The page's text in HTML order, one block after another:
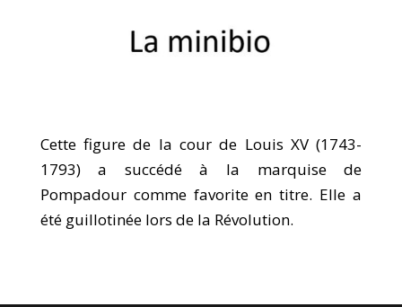
Cette figure de la cour de Louis XV (1743-
1793) a succédé à la marquise de
Pompadour comme favorite en titre. Elle a
été guillotinée lors de la Révolution.